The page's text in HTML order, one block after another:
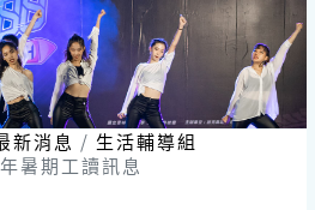
新消息
生活輔導組
暑期工讀訊息